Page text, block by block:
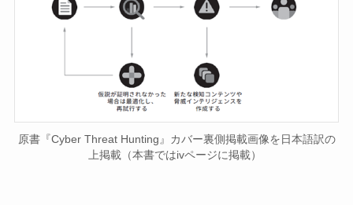
原書『Cyber Threat Hunting』カバー裏側掲載画像を日本語訳の
上掲載（本書ではivページに掲載）